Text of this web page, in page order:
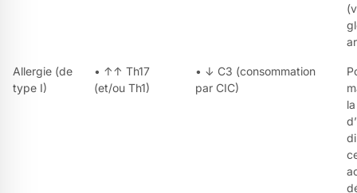
Allergie (de
type I)
• ↑↑ Th17
(et/ou Th1)
• ↓ C3 (consommation
par CIC)